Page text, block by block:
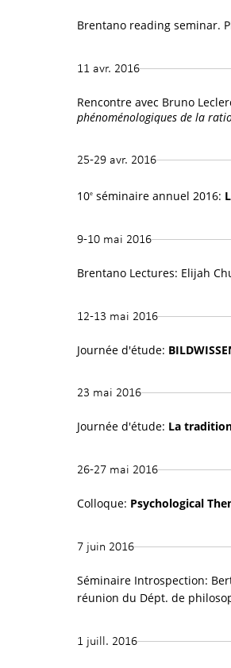
Brentano reading seminar.
11 avr. 2016
Rencontre avec Bruno
phénoménologiques de la
25-29 avr. 2016
10e séminaire annuel 2016:
9-10 mai 2016
Brentano Lectures: Elijah
12-13 mai 2016
Journée d'étude:
23 mai 2016
Journée d'étude: La
26-27 mai 2016
Colloque: Psychological
7 juin 2016
Séminaire Introspection:
réunion du Dépt. de
1 juill. 2016